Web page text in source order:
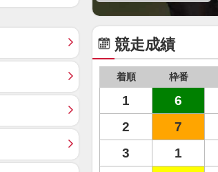
競走成績
着順 枠番
1 6
2
7
3
1